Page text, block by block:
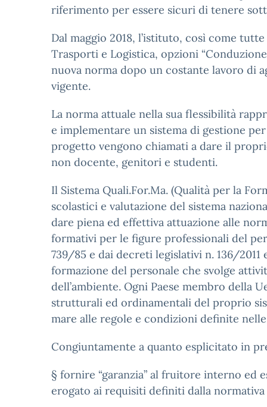
riferimento per essere sicuri di tenere
Dal maggio 2018, l’istituto, così come
Trasporti e Logistica, opzioni
nuova norma dopo un costante lavoro di
vigente.
La norma attuale nella sua flessibilità
e implementare un sistema di gestione
progetto vengono chiamati a dare il
non docente, genitori e studenti.
Il Sistema Quali.For.Ma. (Qualità per la
scolastici e valutazione del sistema
dare piena ed effettiva attuazione alle
formativi per le figure professionali del
739/85 e dai decreti legislativi n. 136/
formazione del personale che svolge
dell’ambiente. Ogni Paese membro
strutturali ed ordinamentali del proprio
mare alle regole e condizioni definite
Congiuntamente a quanto esplicitato in
§ fornire “garanzia” al fruitore interno ed
erogato ai requisiti definiti dalla